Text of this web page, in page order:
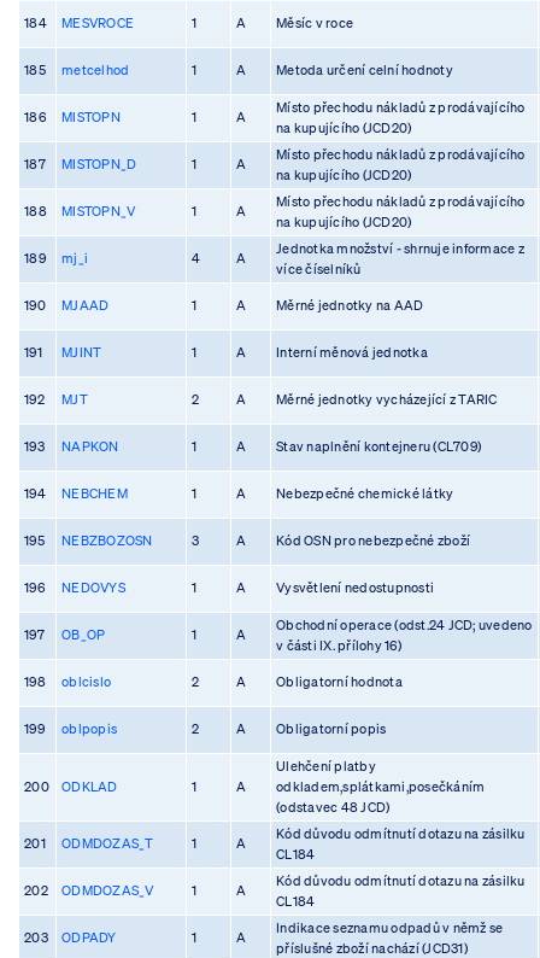
184 MESVROCE 1 A Měsíc v roce
185 metcelhod 1 A Metoda určení celní hodnoty
186 MISTOPN 1 A
Místo přechodu nákladů z prodávajícího
na kupujícího (JCD20)
187 MISTOPN_D 1 A
Místo přechodu nákladů z prodávajícího
na kupujícího (JCD20)
188 MISTOPN_V 1 A
Místo přechodu nákladů z prodávajícího
na kupujícího (JCD20)
189 mj_i 4 A
Jednotka množství - shrnuje informace z
více číselníků
190 MJAAD 1 A Měrné jednotky na AAD
191 MJINT 1 A Interní měnová jednotka
192 MJT 2 A Měrné jednotky vycházející z TARIC
193 NAPKON 1 A Stav naplnění kontejneru (CL709)
194 NEBCHEM 1 A Nebezpečné chemické látky
195 NEBZBOZOSN 3 A Kód OSN pro nebezpečné zboží
196 NEDOVYS 1 A Vysvětlení nedostupnosti
197 OB_OP 1 A
Obchodní operace (odst.24 JCD; uvedeno
v části IX. přílohy 16)
198 oblcislo 2 A Obligatorní hodnota
199 oblpopis 2 A Obligatorní popis
200 ODKLAD 1 A
Ulehčení platby
odkladem,splátkami,posečkáním
(odstavec 48 JCD)
201 ODMDOZAS_T 1 A
Kód důvodu odmítnutí dotazu na zásilku
CL184
202 ODMDOZAS_V 1 A
Kód důvodu odmítnutí dotazu na zásilku
CL184
203 ODPADY 1 A
Indikace seznamu odpadů v němž se
příslušné zboží nachází (JCD31)